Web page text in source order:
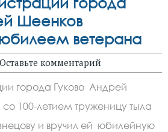
Шеенков
ветерана
комментарий
города Гуково Андрей
100-летием труженицу тыла
и вручил ей юбилейную